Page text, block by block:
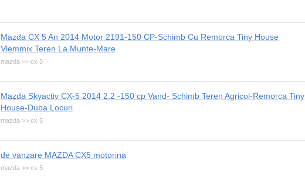
Mazda CX 5 An 2014 Motor 2191-150 CP-Schimb Cu Remorca Tiny House
Vlemmix Teren La Munte-Mare
mazda >> cx 5
Mazda Skyactiv CX-5 2014 2.2 -150 cp Vand- Schimb Teren Agricol-Remorca Tiny
House-Duba Locuri
mazda >> cx 5
de vanzare MAZDA CX5 motorina
mazda >> cx 5